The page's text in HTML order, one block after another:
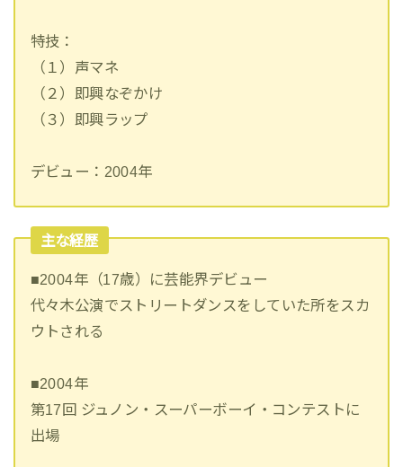
特技：
（１）声マネ
（２）即興なぞかけ
（３）即興ラップ
デビュー：2004年
主な経歴
■2004年（17歳）に芸能界デビュー
代々木公演でストリートダンスをしていた所をスカ
ウトされる
■2004年
第17回 ジュノン・スーパーボーイ・コンテストに
出場